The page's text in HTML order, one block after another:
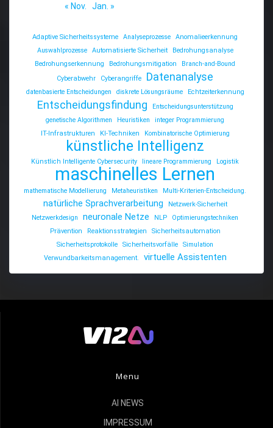
« Nov. Jan. »
Adaptive Sicherheitssysteme Analyseprozesse
Anomalieerkennung
Auswahlprozesse
Automatisierte Sicherheit
Bedrohungsanalyse
Bedrohungserkennung
Bedrohungsmitigation
Branch-and-Bound
Cyberabwehr
Cyberangriffe Datenanalyse
datenbasierte Entscheidungen diskrete Lösungsräume Echtzeiterkennung
Entscheidungsfindung
Entscheidungsunterstützung
genetische Algorithmen
Heuristiken
integer Programmierung
IT-Infrastrukturen
KI-Techniken Kombinatorische Optimierung
künstliche Intelligenz
Künstlich Intelligente Cybersecurity lineare Programmierung Logistik
maschinelles Lernen
mathematische Modellierung Metaheuristiken Multi-Kriterien-Entscheidung.
natürliche Sprachverarbeitung
Netzwerk-Sicherheit
Netzwerkdesign
neuronale Netze NLP
Optimierungstechniken
Prävention
Reaktionsstrategien
Sicherheitsautomation
Sicherheitsprotokolle
Sicherheitsvorfälle
Simulation
Verwundbarkeitsmanagement.
virtuelle Assistenten
Menu
AI NEWS
IMPRESSUM